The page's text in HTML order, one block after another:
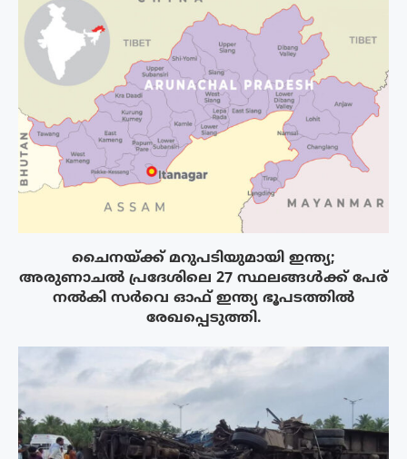
ചൈനയ്ക്ക് മറുപടിയുമായി ഇന്ത്യ;
അരുണാചൽ പ്രദേശിലെ 27 സ്ഥലങ്ങൾക്ക് പേര്
നൽകി സർവെ ഓഫ് ഇന്ത്യ ഭൂപടത്തിൽ
രേഖപ്പെടുത്തി.